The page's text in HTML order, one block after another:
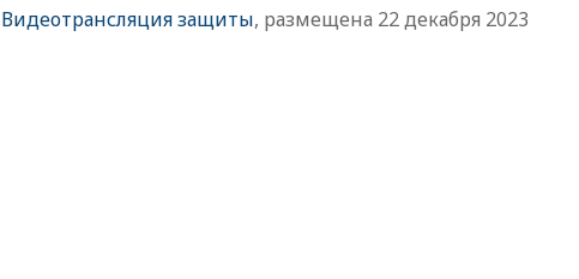
Видеотрансляция защиты, размещена 22 декабря 2023